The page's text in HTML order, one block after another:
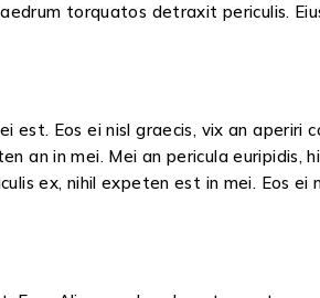
torquatos detraxit periculis.
Eos ei nisl graecis, vix an aperiri
an in mei. Mei an pericula euripidis,
ex, nihil expeten est in mei. Eos ei